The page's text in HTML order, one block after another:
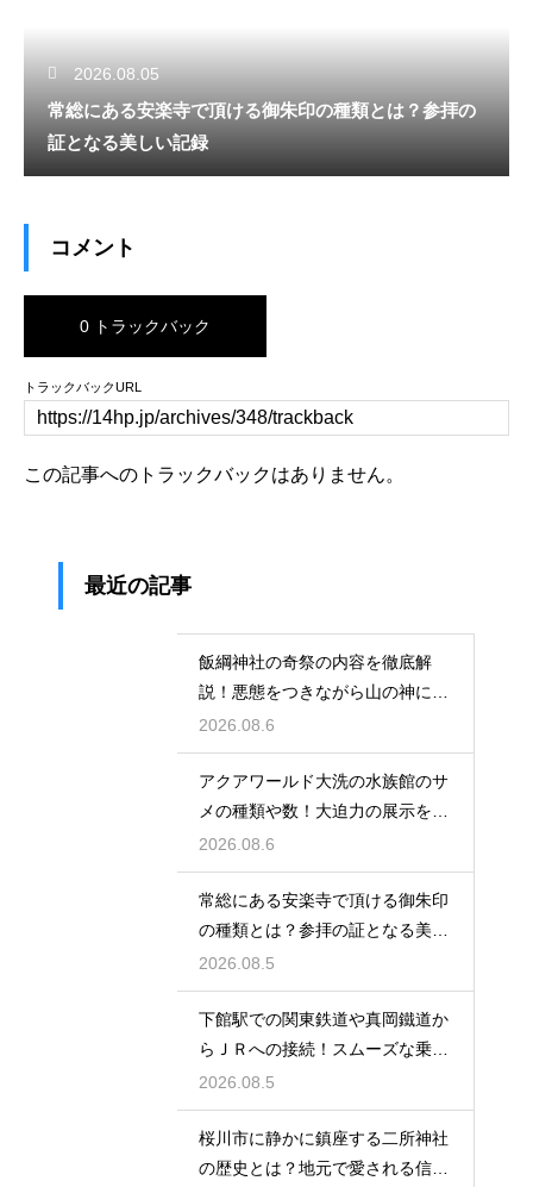
2026.08.05
常総にある安楽寺で頂ける御朱印の種類とは？参拝の
証となる美しい記録
コメント
0 トラックバック
トラックバックURL
この記事へのトラックバックはありません。
最近の記事
飯綱神社の奇祭の内容を徹底解
説！悪態をつきながら山の神に祈
る不思議
2026.08.6
アクアワールド大洗の水族館のサ
メの種類や数！大迫力の展示を徹
底解説
2026.08.6
常総にある安楽寺で頂ける御朱印
の種類とは？参拝の証となる美し
い記録
2026.08.5
下館駅での関東鉄道や真岡鐵道か
らＪＲへの接続！スムーズな乗り
換え術
2026.08.5
桜川市に静かに鎮座する二所神社
の歴史とは？地元で愛される信仰